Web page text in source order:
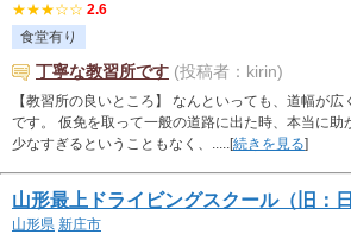
★★★☆☆ 2.6
食堂有り
丁寧な教習所です (投稿者：kirin)
【教習所の良いところ】 なんといっても、道幅が
です。 仮免を取って一般の道路に出た時、本当に助
少なすぎるということもなく、.....[続きを見る]
山形最上ドライビングスクール（旧：
山形県 新庄市